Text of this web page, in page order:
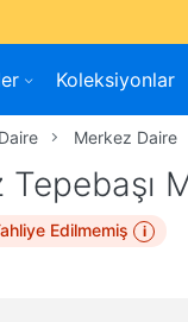
Koleksiyonlar
Merkez Daire
Edilmemiş i